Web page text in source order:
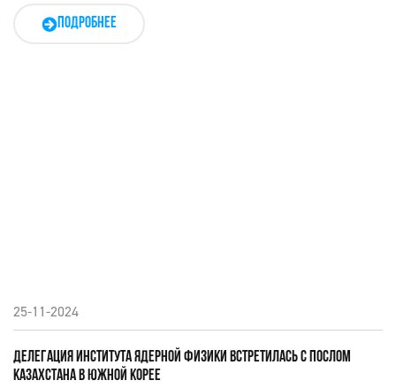
ПОДРОБНЕЕ
25-11-2024
ДЕЛЕГАЦИЯ ИНСТИТУТА ЯДЕРНОЙ ФИЗИКИ ВСТРЕТИЛАСЬ С ПОСЛОМ
КАЗАХСТАНА В ЮЖНОЙ КОРЕЕ